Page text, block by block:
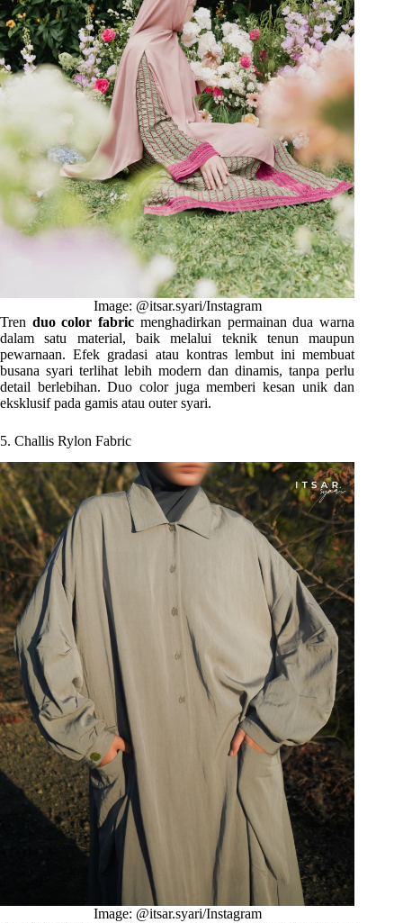
Image: @itsar.syari/Instagram
Tren duo color fabric menghadirkan permainan dua warna
dalam satu material, baik melalui teknik tenun maupun
pewarnaan. Efek gradasi atau kontras lembut ini membuat
busana syari terlihat lebih modern dan dinamis, tanpa perlu
detail berlebihan. Duo color juga memberi kesan unik dan
eksklusif pada gamis atau outer syari.
5. Challis Rylon Fabric
Image: @itsar.syari/Instagram